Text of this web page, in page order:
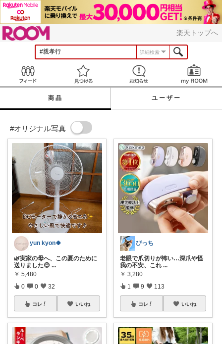
楽天トップへ
詳細検索
見つける お知らせ
商品 ユーザー
#オリジナル写真
yun kyon🍀
🌿実家の母へ、この夏のために
送りました😊 ...
￥ 5,480
0 0 32
コレ いいね
ぴっち
老眼で爪切りが怖い…深爪や怪
我の不安、これ ...
￥ 3,280
1 9 113
コレ いいね